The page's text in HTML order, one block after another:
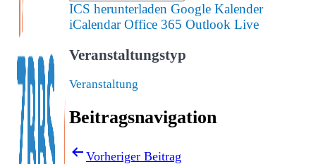
ICS herunterladen Google Kalender
iCalendar Office 365 Outlook Live
Veranstaltungstyp
Veranstaltung
Beitragsnavigation
Vorheriger Beitrag